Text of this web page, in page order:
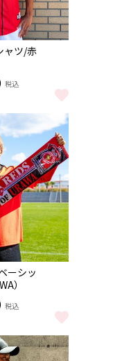
ャツ/赤
税込
ツ/赤 をもっと見る
ーシッ
）
税込
ーシック/PRIDE OF